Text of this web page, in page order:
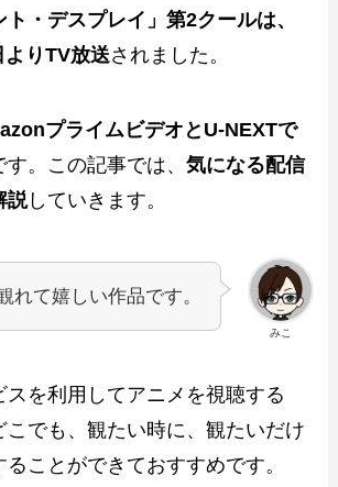
ト・デスプレイ」第2クールは、
りTV放送されました。
プライムビデオとU-NEXTで
す。この記事では、気になる配信
説していきます。
みこ
れて嬉しい作品です。
スを利用してアニメを視聴する
こでも、観たい時に、観たいだけ
ことができておすすめです。